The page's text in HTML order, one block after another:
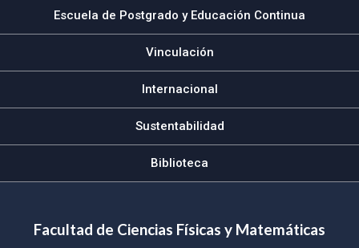
Escuela de Postgrado y Educación Continua
Vinculación
Internacional
Sustentabilidad
Biblioteca
Facultad de Ciencias Físicas y Matemáticas